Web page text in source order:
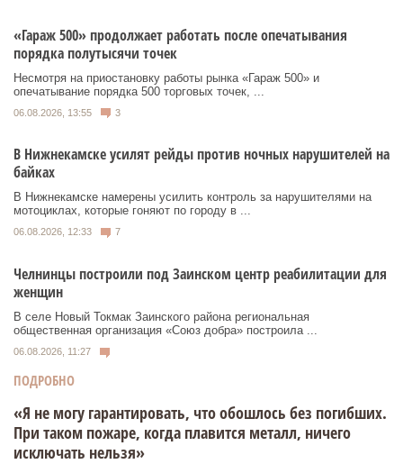
«Гараж 500» продолжает работать после опечатывания
порядка полутысячи точек
Несмотря на приостановку работы рынка «Гараж 500» и
опечатывание порядка 500 торговых точек, ...
06.08.2026, 13:55 3
В Нижнекамске усилят рейды против ночных нарушителей на
байках
В Нижнекамске намерены усилить контроль за нарушителями на
мотоциклах, которые гоняют по городу в ...
06.08.2026, 12:33 7
Челнинцы построили под Заинском центр реабилитации для
женщин
В селе Новый Токмак Заинского района региональная
общественная организация «Союз добра» построила ...
06.08.2026, 11:27
ПОДРОБНО
«Я не могу гарантировать, что обошлось без погибших.
При таком пожаре, когда плавится металл, ничего
исключать нельзя»